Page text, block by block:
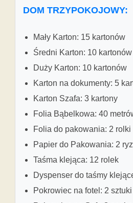
DOM TRZYPOKOJOWY:
Mały Karton: 15 kartonów
Średni Karton: 10 kartonów
Duży Karton: 10 kartonów
Karton na dokumenty: 5
Karton Szafa: 3 kartony
Folia Bąbelkowa: 40
Folia do pakowania: 2 rolki
Papier do Pakowania: 2
Taśma klejąca: 12 rolek
Dyspenser do taśmy
Pokrowiec na fotel: 2 sztuki